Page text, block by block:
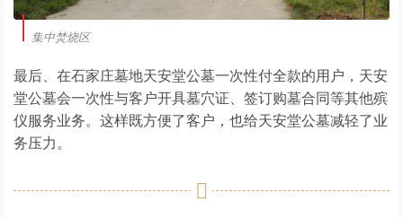
集中焚烧区
最后、在石家庄墓地天安堂公墓一次性付全款的用户，天安
堂公墓会一次性与客户开具墓穴证、签订购墓合同等其他殡
仪服务业务。这样既方便了客户，也给天安堂公墓减轻了业
务压力。